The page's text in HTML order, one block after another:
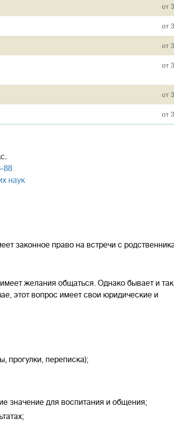
от
от
от
от
от
от
88
наук
законное право на встречи с
желания общаться. Однако бывает и
этот вопрос имеет свои юридические и
прогулки, переписка);
значение для воспитания и общения;